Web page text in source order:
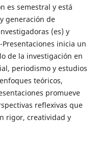
es semestral y está
generación de
(es) y
inicia un
de la investigación en
periodismo y estudios
teóricos,
promueve
reflexivas que
rigor, creatividad y